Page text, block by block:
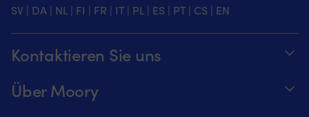
SV | DA | NL| FI | FR | IT| PL| ES | PT| CS | EN
Kontaktieren Sie uns
Telefonzeiten täglich von 8 – 20 Uhr.
+46 8251546 – Schwedisch oder Englisch
Über Moory